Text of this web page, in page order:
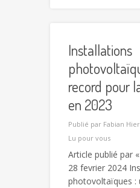
Installations
record pour
en 2023
Publié par Fabian
Lu pour vous
Article publié par
28 fevrier 2024
photovoltaïques :